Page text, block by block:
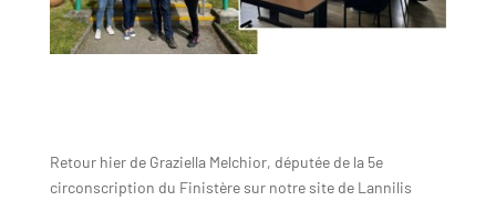
Retour hier de Graziella Melchior, députée de la 5e
circonscription du Finistère sur notre site de Lannilis